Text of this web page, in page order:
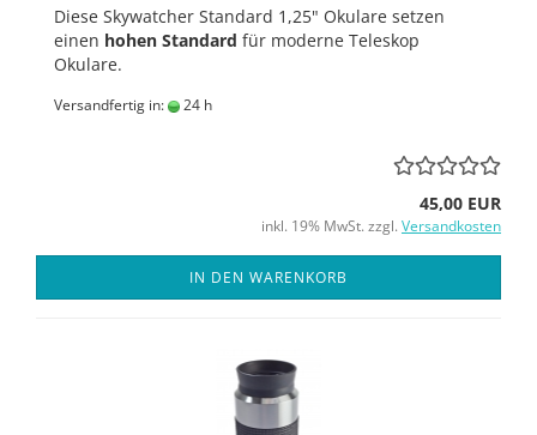
Diese Skywatcher Standard 1,25" Okulare setzen
einen hohen Standard für moderne Teleskop
Okulare.
Versandfertig in: 24 h
45,00 EUR
inkl. 19% MwSt. zzgl. Versandkosten
IN DEN WARENKORB